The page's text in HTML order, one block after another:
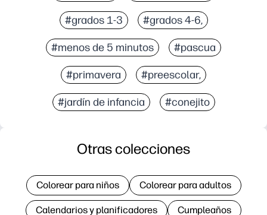
#grados 1-3 #grados 4-6,
#menos de 5 minutos #pascua
#primavera #preescolar,
#jardín de infancia #conejito
Otras colecciones
Colorear para niños Colorear para adultos
Calendarios y planificadores Cumpleaños